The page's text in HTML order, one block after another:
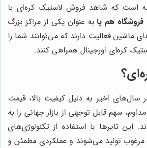
است که شاهد فروش لاستیک کره‌ای با
فروشگاه هم پابه عنوان یکی از مراکز بزرگ
ماشین فعالیت دارند که می‌توانند شما را
کره‌ای اورجینال همراهی کنند.
سال‌های اخیر به دلیل کیفیت بالا، قیمت
سهم قابل توجهی از بازار جهانی را به
این تایرها با استفاده از تکنولوژی‌های
مرغوب تولید می‌شوند و عملکردی مطمئن و